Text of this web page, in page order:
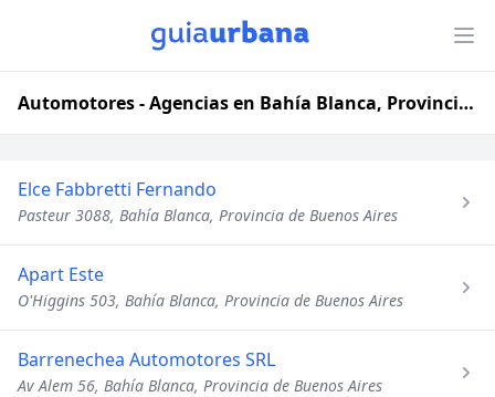
Automotores - Agencias en Bahía Blanca, Provincia de Buenos Aires
Elce Fabbretti Fernando
Pasteur 3088, Bahía Blanca, Provincia de Buenos Aires
Apart Este
O'Higgins 503, Bahía Blanca, Provincia de Buenos Aires
Barrenechea Automotores SRL
Av Alem 56, Bahía Blanca, Provincia de Buenos Aires